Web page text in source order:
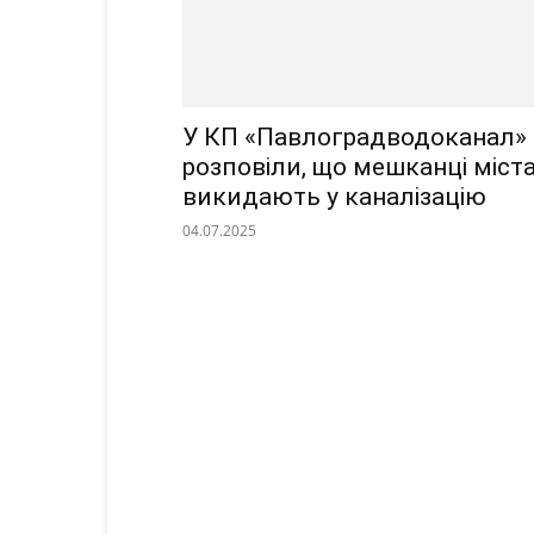
У КП «Павлоградводоканал»
розповіли, що мешканці
викидають у каналізацію
04.07.2025